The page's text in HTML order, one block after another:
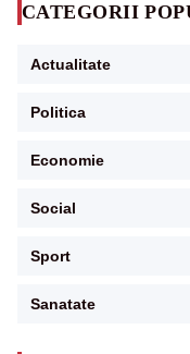
CATEGORII
Actualitate
Politica
Economie
Social
Sport
Sanatate